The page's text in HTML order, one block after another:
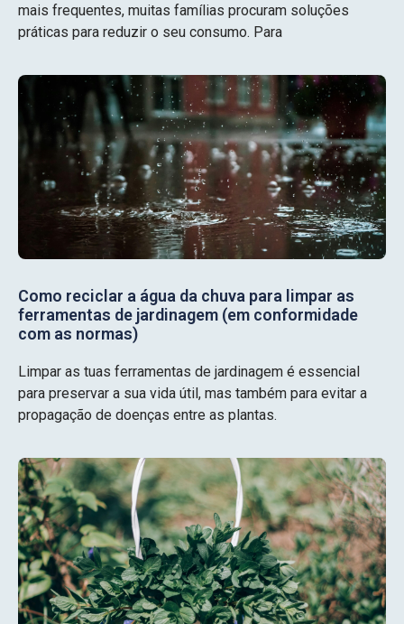
mais frequentes, muitas famílias procuram soluções
práticas para reduzir o seu consumo. Para
Como reciclar a água da chuva para limpar as
ferramentas de jardinagem (em conformidade
com as normas)
Limpar as tuas ferramentas de jardinagem é essencial
para preservar a sua vida útil, mas também para evitar a
propagação de doenças entre as plantas.